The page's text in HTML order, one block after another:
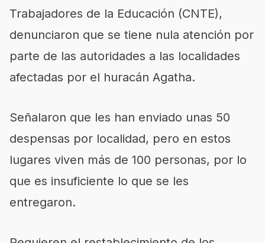
Trabajadores de la Educación (CNTE),
denunciaron que se tiene nula atención por
parte de las autoridades a las localidades
afectadas por el huracán Agatha.
Señalaron que les han enviado unas 50
despensas por localidad, pero en estos
lugares viven más de 100 personas, por lo
que es insuficiente lo que se les
entregaron.